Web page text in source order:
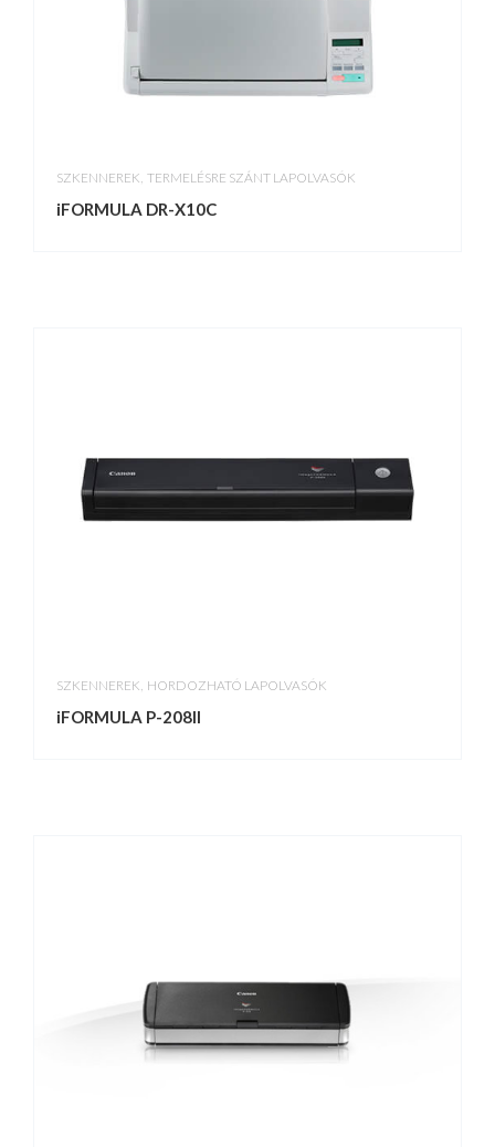
SZKENNEREK TERMELÉSRE SZÁNT LAPOLVASÓK
iFORMULA DR-X10C
SZKENNEREK HORDOZHATÓ LAPOLVASÓK
iFORMULA P-208II